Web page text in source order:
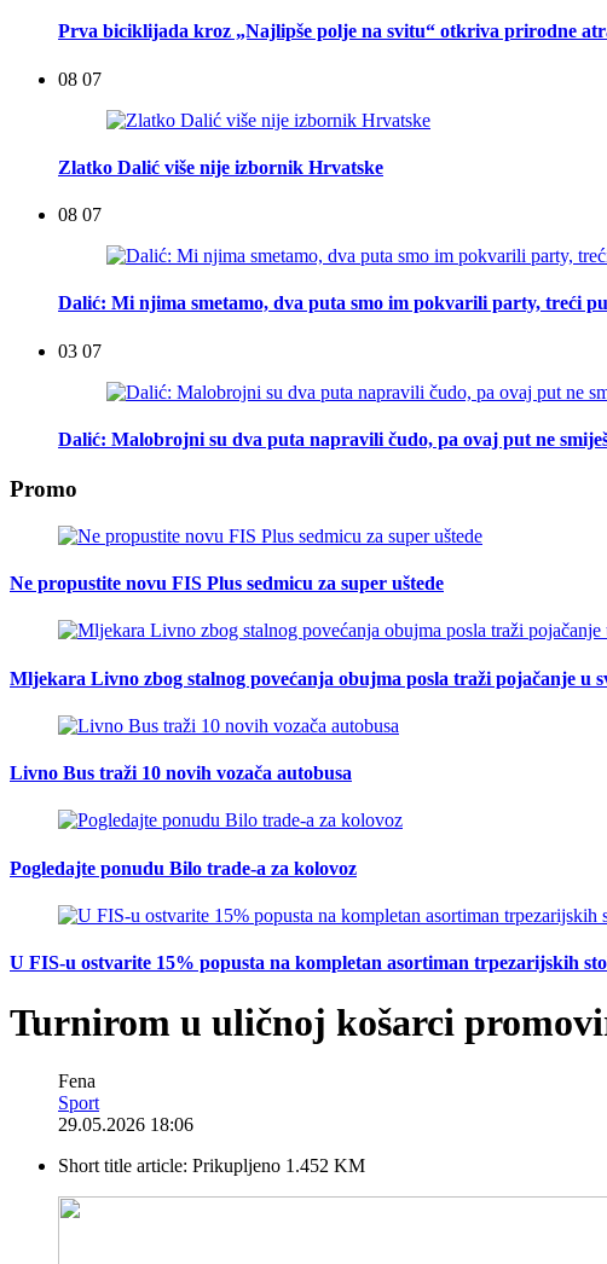
Prva biciklijada kroz „Najlipše polje na svitu“ otkriva prirodne
08 07
Zlatko Dalić više nije izbornik Hrvatske
08 07
Dalić: Mi njima smetamo, dva puta smo im pokvarili party, treći
03 07
Dalić: Malobrojni su dva puta napravili čudo, pa ovaj put ne
Promo
Ne propustite novu FIS Plus sedmicu za super uštede
Mljekara Livno zbog stalnog povećanja obujma posla traži pojačanje u
Livno Bus traži 10 novih vozača autobusa
Pogledajte ponudu Bilo trade-a za kolovoz
U FIS-u ostvarite 15% popusta na kompletan asortiman trpezarijskih
Turnirom u uličnoj košarci
Fena
Sport
29.05.2026 18:06
Short title article: Prikupljeno 1.452 KM